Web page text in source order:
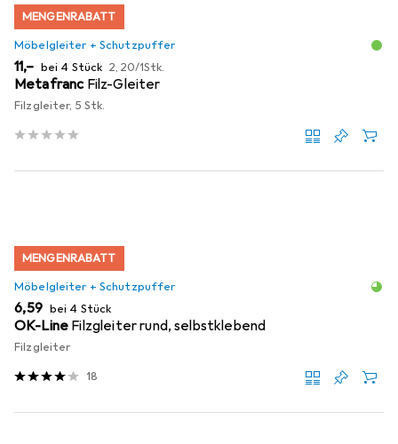
MENGENRABATT
Möbelgleiter + Schutzpuffer
EUR
11,– bei 4 Stück EUR
2,20/1Stk.
Metafranc Filz-Gleiter
Filzgleiter, 5 Stk.
MENGENRABATT
Möbelgleiter + Schutzpuffer
EUR
6,59 bei 4 Stück
OK-Line Filzgleiter rund, selbstklebend
Filzgleiter
18